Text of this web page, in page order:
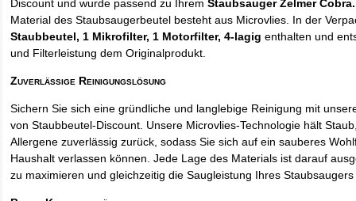
Discount und wurde passend zu IhremStaubsauger Zelmer
Material des Staubsaugerbeutel besteht aus Microvlies. In der
Staubbeutel, 1 Mikrofilter, 1 Motorfilter, 4-lagig enthalten und
und Filterleistung dem Originalprodukt.
Zuverlässige Reinigungslösung
Sichern Sie sich eine gründliche und langlebige Reinigung mit
von Staubbeutel-Discount. Unsere Microvlies-Technologie hält
Allergene zuverlässig zurück, sodass Sie sich auf ein sauberes
Haushalt verlassen können. Jede Lage des Materials ist darauf
zu maximieren und gleichzeitig die Saugleistung Ihres